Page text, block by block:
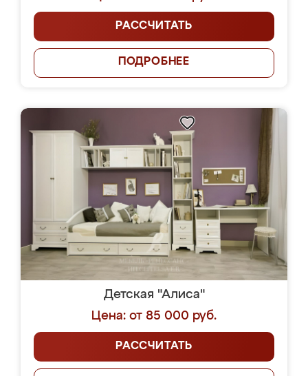
РАССЧИТАТЬ
ПОДРОБНЕЕ
Детская "Алиса"
Цена: от 85 000 руб.
РАССЧИТАТЬ